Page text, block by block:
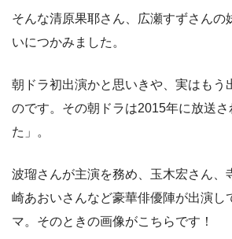
そんな清原果耶さん、広瀬すずさんの
いにつかみました。
朝ドラ初出演かと思いきや、実はもう
のです。その朝ドラは2015年に放送
た」。
波瑠さんが主演を務め、玉木宏さん、
崎あおいさんなど豪華俳優陣が出演し
マ。そのときの画像がこちらです！